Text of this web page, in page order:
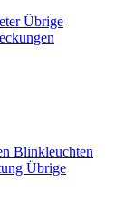
Übrige
Blinkleuchten
Übrige